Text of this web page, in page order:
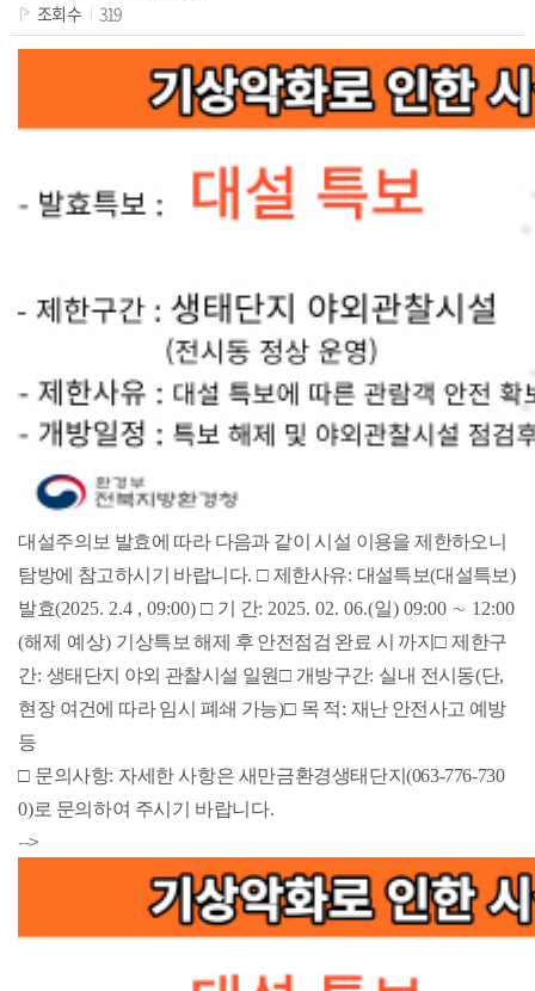
다.
조회수
319
대설주의보 발효에 따라 다음과 같이 시설 이용을 제한하오니
탐방에 참고하시기 바랍니다. □ 제한사유: 대설특보(대설특보)
발효(2025. 2.4 , 09:00)□ 기 간: 2025. 02. 06.(일) 09:00 ∼ 12:00
(해제 예상) 기상특보 해제 후 안전점검 완료 시 까지□제한구
간: 생태단지 야외 관찰시설 일원□ 개방구간: 실내 전시동(단,
현장 여건에 따라 임시 폐쇄 가능)□ 목 적: 재난 안전사고 예방
등
□ 문의사항: 자세한 사항은 새만금환경생태단지(063-776-730
0)로 문의하여 주시기 바랍니다.
-->